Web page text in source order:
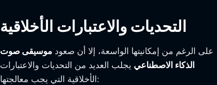
التحديات والاعتبارات الأخلاقية
على الرغم من إمكانيتها الواسعة، إلا أن صعود موسيقى صوت
الذكاء الاصطناعي يجلب العديد من التحديات والاعتبارات
الأخلاقية التي يجب معالجتها: